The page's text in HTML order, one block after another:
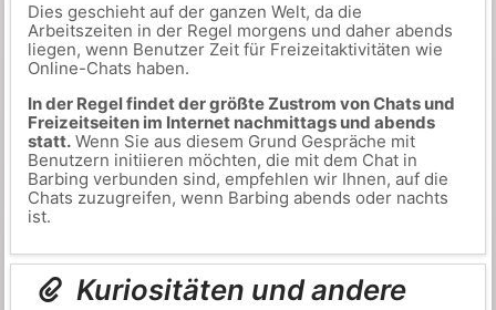
Dies geschieht auf der ganzen Welt, da die
Arbeitszeiten in der Regel morgens und daher abends
liegen, wenn Benutzer Zeit für Freizeitaktivitäten wie
Online-Chats haben.
In der Regel findet der größte Zustrom von Chats und
Freizeitseiten im Internet nachmittags und abends
statt.Wenn Sie aus diesem Grund Gespräche mit
Benutzern initiieren möchten, die mit dem Chat in
Barbing verbunden sind, empfehlen wir Ihnen, auf die
Chats zuzugreifen, wenn Barbing abends oder nachts
ist.
Kuriositäten und andere